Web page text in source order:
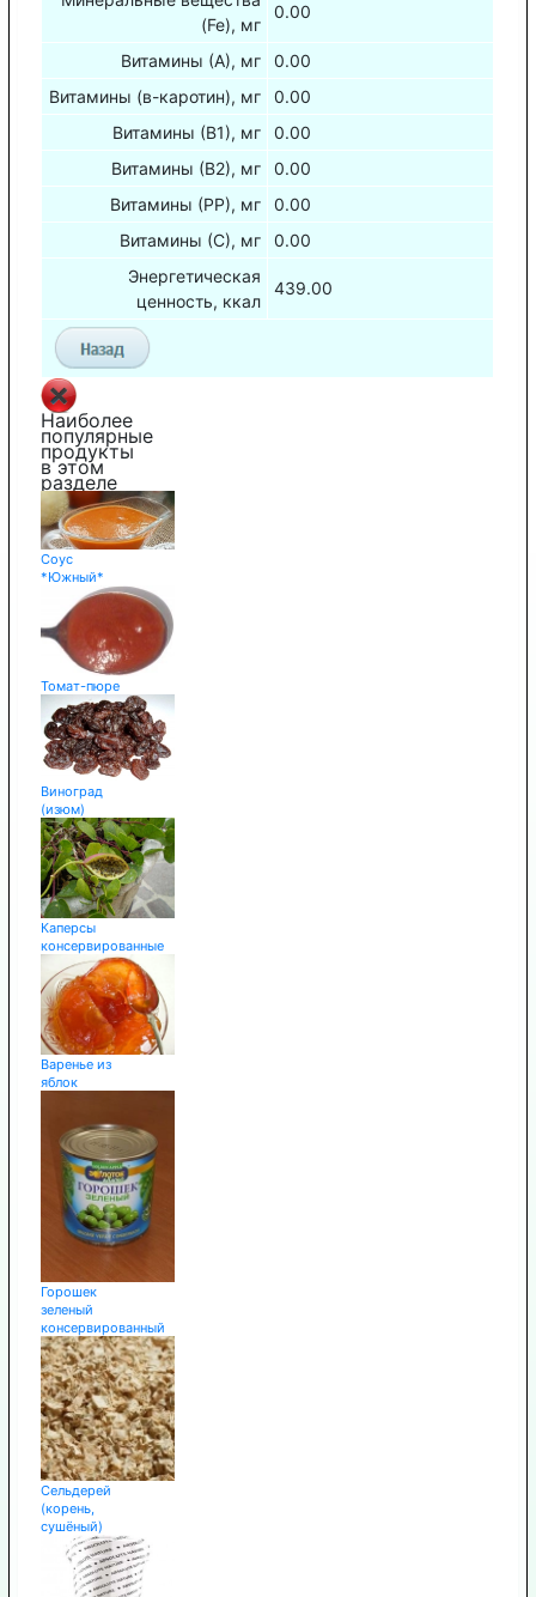
(Fe), мг
0.00
Витамины (А), мг
0.00
Витамины (в-каротин), мг
0.00
Витамины (В1), мг
0.00
Витамины (В2), мг
0.00
Витамины (РР), мг
0.00
Витамины (С), мг
0.00
Энергетическая
ценность, ккал
439.00
Наиболее
популярные
продукты
в этом
разделе
Соус
*Южный*
Томат-пюре
Виноград
(изюм)
Каперсы
консервированные
Варенье из
яблок
Горошек
зеленый
консервированный
Сельдерей
(корень,
сушёный)